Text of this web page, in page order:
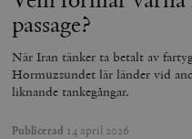
passage?
När Iran tänker ta betalt av
Hormuzsundet lär länder vid
liknande tankegångar.
Publicerad 14 april 2026